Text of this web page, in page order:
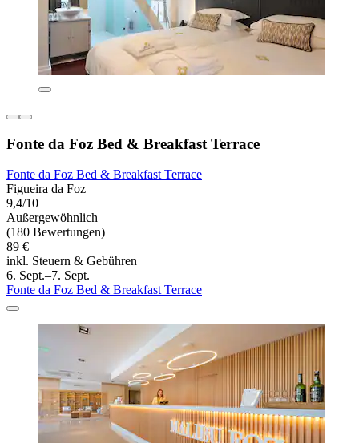
Fonte da Foz Bed & Breakfast Terrace
Fonte da Foz Bed & Breakfast Terrace
Figueira da Foz
9,4/10
Außergewöhnlich
(180 Bewertungen)
89 €
inkl. Steuern & Gebühren
6. Sept.–7. Sept.
Fonte da Foz Bed & Breakfast Terrace